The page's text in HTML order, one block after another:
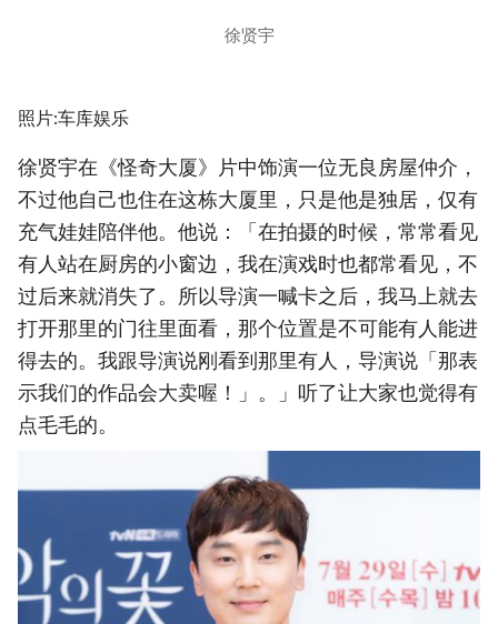
徐贤宇
照片:车库娱乐
徐贤宇在《怪奇大厦》片中饰演一位无良房屋仲介，
不过他自己也住在这栋大厦里，只是他是独居，仅有
充气娃娃陪伴他。他说：「在拍摄的时候，常常看见
有人站在厨房的小窗边，我在演戏时也都常看见，不
过后来就消失了。所以导演一喊卡之后，我马上就去
打开那里的门往里面看，那个位置是不可能有人能进
得去的。我跟导演说刚看到那里有人，导演说「那表
示我们的作品会大卖喔！」。」听了让大家也觉得有
点毛毛的。